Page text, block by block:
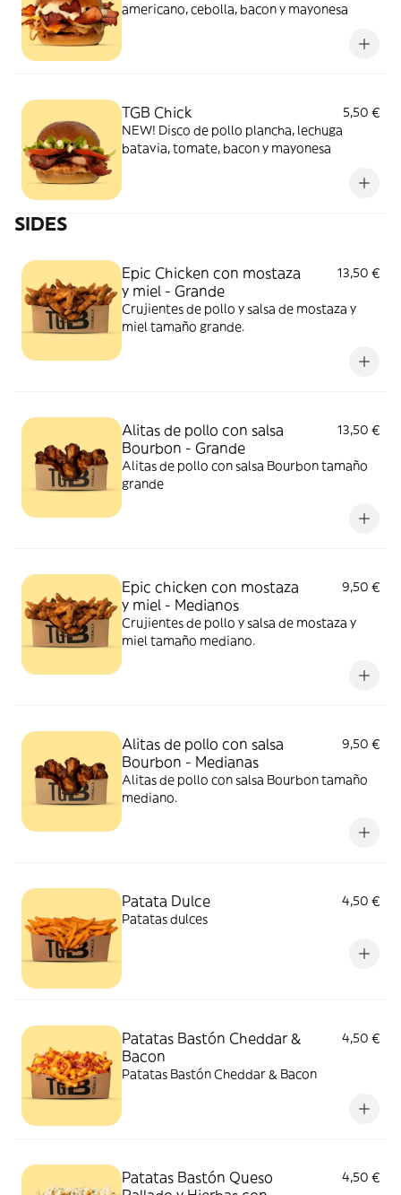
americano, cebolla, bacon y mayonesa
TGB Chick
5,50 €
NEW! Disco de pollo plancha, lechuga
batavia, tomate, bacon y mayonesa
SIDES
Epic Chicken con mostaza
y miel - Grande
13,50 €
Crujientes de pollo y salsa de mostaza y
miel tamaño grande.
Alitas de pollo con salsa
Bourbon - Grande
13,50 €
Alitas de pollo con salsa Bourbon tamaño
grande
Epic chicken con mostaza
y miel - Medianos
9,50 €
Crujientes de pollo y salsa de mostaza y
miel tamaño mediano.
Alitas de pollo con salsa
Bourbon - Medianas
9,50 €
Alitas de pollo con salsa Bourbon tamaño
mediano.
Patata Dulce
4,50 €
Patatas dulces
Patatas Bastón Cheddar &
Bacon
4,50 €
Patatas Bastón Cheddar & Bacon
Patatas Bastón Queso
4,50 €